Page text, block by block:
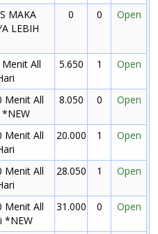
MAKA
LEBIH
0 0 Open
Menit All
5.650 1 Open
Menit All
8.050 0 Open
Menit All
20.000 1 Open
Menit All
28.050 1 Open
Menit All
*NEW
31.000 0 Open